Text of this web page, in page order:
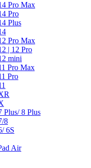
Pro Max
Pro
Plus
Pro Max
| 12 Pro
mini
Pro Max
Pro
Plus/ 8 Plus
8
6S
Air